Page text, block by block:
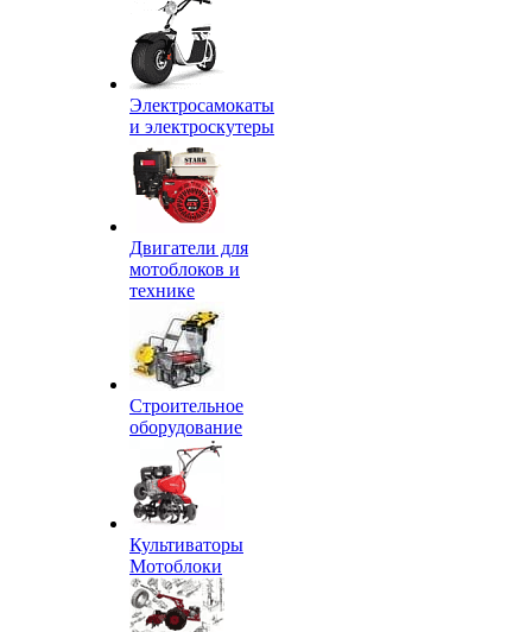
Электросамокаты
и электроскутеры
Двигатели для
мотоблоков и
технике
Строительное
оборудование
Культиваторы
Мотоблоки